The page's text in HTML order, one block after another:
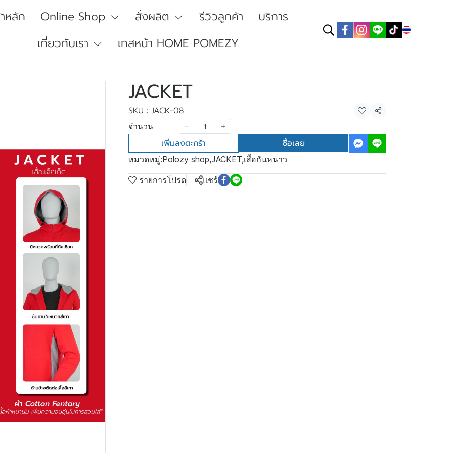
หลัก Online Shop สั่งผลิต รีวิวลูกค้า
บริการ
เกี่ยวกับเรา
เทสหน้า HOME POMEZY
JACKET
SKU : JACK-08 แชร์
จำนวน
เพิ่มลงตะกร้า ซื้อเลย
หมวดหมู่:Polozy shop,JACKET,เสื้อกันหนาว
รายการโปรด แชร์